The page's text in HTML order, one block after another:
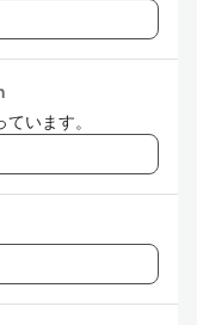
います。